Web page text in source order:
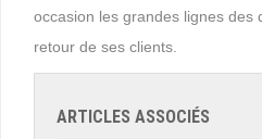
occasion les grandes lignes des
retour de ses clients.
ARTICLES ASSOCIÉS